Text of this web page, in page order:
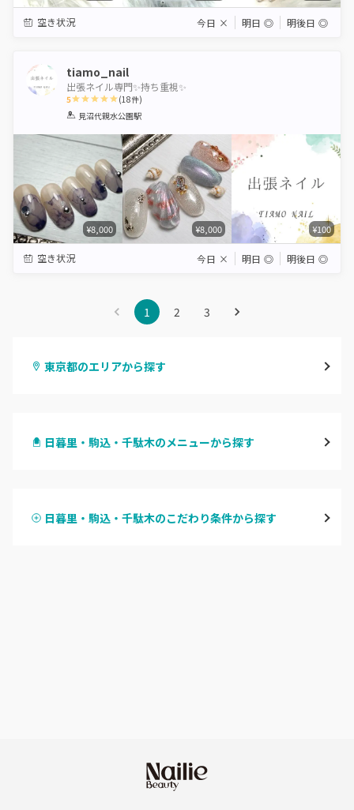
空き状況 今日 × 明日 ◎ 明後日 ◎
tiamo_nail
出張ネイル専門✨持ち重視✨
5
1 2 3 4 5
(18件)
見沼代親水公園駅
¥8,000 ¥8,000 ¥100
空き状況 今日 × 明日 ◎ 明後日 ◎
1 2 3
東京都のエリアから探す
原宿
日暮里・駒込・千駄木のメニューから探す
ハンドスカルプ
日暮里・駒込・千駄木のこだわり条件から探す